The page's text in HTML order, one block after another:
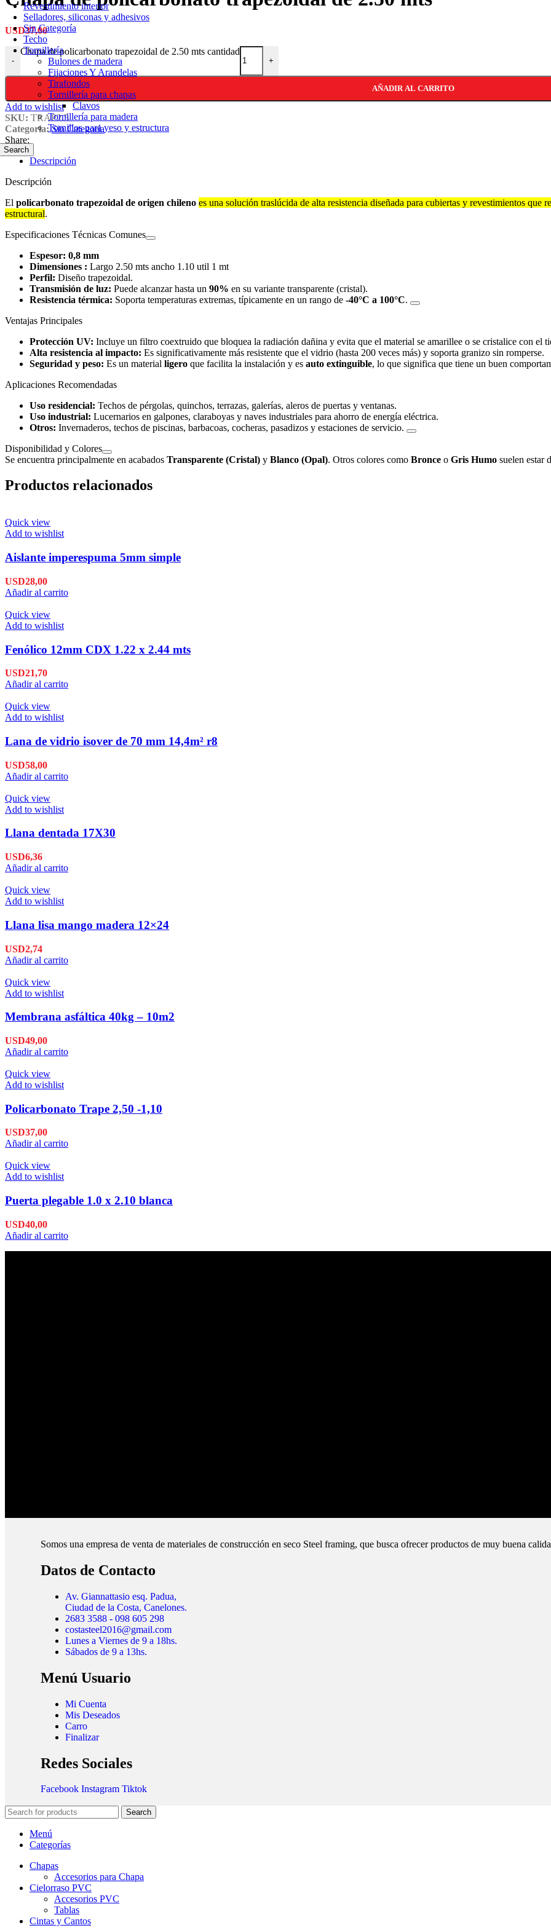
Revestimiento interior
Selladores, siliconas y adhesivos
Sin Categoría
Techo
Tornillería
Bulones de madera
Fijaciones Y Arandelas
Tirafondos
Tornillería para chapas
Clavos
Tornillería para madera
Tornillos para yeso y estructura
Search
USD37,00
-
Chapa de policarbonato trapezoidal de 2.50 mts cantidad
+
AÑADIR AL CARRITO
Add to wishlist
SKU: TRAP2.5
Categoría: Sin Categoría
Share:
Descripción
Descripción
El policarbonato trapezoidal de origen chileno es una solución traslúcida de alta resistencia diseñada para cubiertas y revestimientos
estructural.
Especificaciones Técnicas Comunes
Espesor: 0,8 mm
Dimensiones : Largo 2.50 mts ancho 1.10 util 1 mt
Perfil: Diseño trapezoidal.
Transmisión de luz: Puede alcanzar hasta un 90% en su variante transparente (cristal).
Resistencia térmica: Soporta temperaturas extremas, típicamente en un rango de -40°C a 100°C.
Ventajas Principales
Protección UV: Incluye un filtro coextruido que bloquea la radiación dañina y evita que el material se amarillee o se cristalice con el
Alta resistencia al impacto: Es significativamente más resistente que el vidrio (hasta 200 veces más) y soporta granizo sin romperse.
Seguridad y peso: Es un material ligero que facilita la instalación y es auto extinguible, lo que significa que tiene un buen
Aplicaciones Recomendadas
Uso residencial: Techos de pérgolas, quinchos, terrazas, galerías, aleros de puertas y ventanas.
Uso industrial: Lucernarios en galpones, claraboyas y naves industriales para ahorro de energía eléctrica.
Otros: Invernaderos, techos de piscinas, barbacoas, cocheras, pasadizos y estaciones de servicio.
Disponibilidad y Colores
Se encuentra principalmente en acabados Transparente (Cristal) y Blanco (Opal). Otros colores como Bronce o Gris Humo suelen estar
Productos relacionados
Quick view
Add to wishlist
Aislante imperespuma 5mm simple
USD28,00
Añadir al carrito
Quick view
Add to wishlist
Fenólico 12mm CDX 1.22 x 2.44 mts
USD21,70
Añadir al carrito
Quick view
Add to wishlist
Lana de vidrio isover de 70 mm 14,4m² r8
USD58,00
Añadir al carrito
Quick view
Add to wishlist
Llana dentada 17X30
USD6,36
Añadir al carrito
Quick view
Add to wishlist
Llana lisa mango madera 12×24
USD2,74
Añadir al carrito
Quick view
Add to wishlist
Membrana asfáltica 40kg – 10m2
USD49,00
Añadir al carrito
Quick view
Add to wishlist
Policarbonato Trape 2,50 -1,10
USD37,00
Añadir al carrito
Quick view
Add to wishlist
Puerta plegable 1.0 x 2.10 blanca
USD40,00
Añadir al carrito
Somos una empresa de venta de materiales de construcción en seco Steel framing, que busca ofrecer productos de muy buena
Datos de Contacto
Av. Giannattasio esq. Padua,
Ciudad de la Costa, Canelones.
2683 3588 - 098 605 298
costasteel2016@gmail.com
Lunes a Viernes de 9 a 18hs.
Sábados de 9 a 13hs.
Menú Usuario
Mi Cuenta
Mis Deseados
Carro
Finalizar
Redes Sociales
Facebook Instagram Tiktok
Search
Menú
Categorías
Chapas
Accesorios para Chapa
Cielorraso PVC
Accesorios PVC
Tablas
Cintas y Cantos